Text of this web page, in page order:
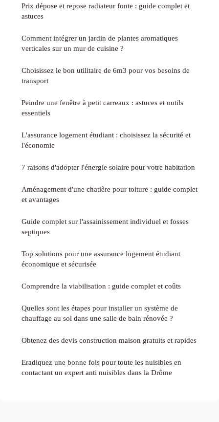
Prix dépose et repose radiateur fonte : guide complet et
astuces
Comment intégrer un jardin de plantes aromatiques
verticales sur un mur de cuisine ?
Choisissez le bon utilitaire de 6m3 pour vos besoins de
transport
Peindre une fenêtre à petit carreaux : astuces et outils
essentiels
L'assurance logement étudiant : choisissez la sécurité et
l'économie
7 raisons d'adopter l'énergie solaire pour votre habitation
Aménagement d'une chatière pour toiture : guide complet
et avantages
Guide complet sur l'assainissement individuel et fosses
septiques
Top solutions pour une assurance logement étudiant
économique et sécurisée
Comprendre la viabilisation : guide complet et coûts
Quelles sont les étapes pour installer un système de
chauffage au sol dans une salle de bain rénovée ?
Obtenez des devis construction maison gratuits et rapides
Eradiquez une bonne fois pour toute les nuisibles en
contactant un expert anti nuisibles dans la Drôme